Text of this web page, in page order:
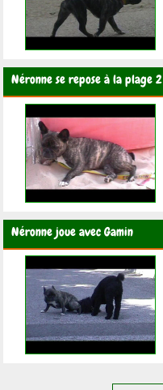
Néronne se repose à la plage 2
Néronne joue avec Gamin